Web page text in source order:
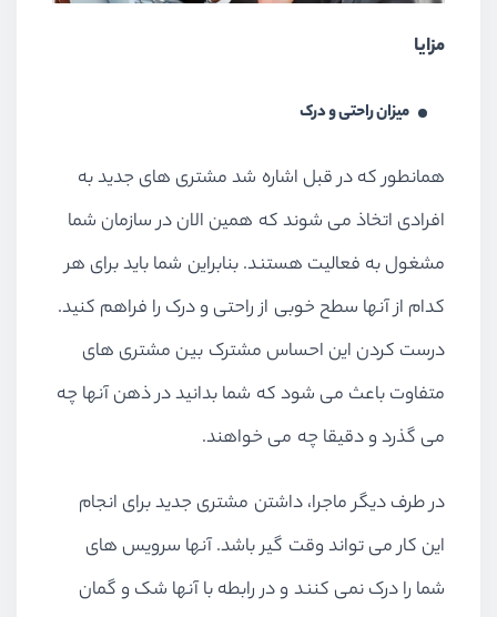
مزایا
میزان راحتی و درک
همانطور که در قبل اشاره شد مشتری های جدید به
افرادی اتخاذ می شوند که همین الان در سازمان شما
مشغول به فعالیت هستند. بنابراین شما باید برای هر
کدام از آنها سطح خوبی از راحتی و درک را فراهم کنید.
درست کردن این احساس مشترک بین مشتری های
متفاوت باعث می شود که شما بدانید در ذهن آنها چه
می گذرد و دقیقا چه می خواهند.
در طرف دیگر ماجرا، داشتن مشتری جدید برای انجام
این کار می تواند وقت گیر باشد. آنها سرویس های
شما را درک نمی کنند و در رابطه با آنها شک و گمان